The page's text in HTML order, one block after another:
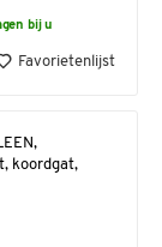
bij u
Favorietenlijst
koordgat,